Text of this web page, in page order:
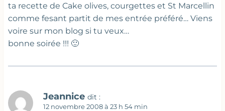
ta recette de Cake olives, courgettes et St Marcellin
comme fesant partit de mes entrée préféré… Viens
voire sur mon blog si tu veux…
bonne soirée !!! 🙂
Jeannice dit :
12 novembre 2008 à 23 h 54 min